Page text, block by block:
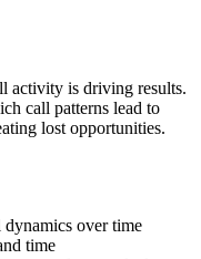
activity is driving results.
call patterns lead to
lost opportunities.
over time
time